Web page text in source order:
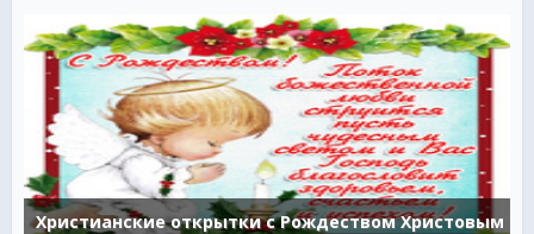
Христианские открытки с Рождеством Христовым